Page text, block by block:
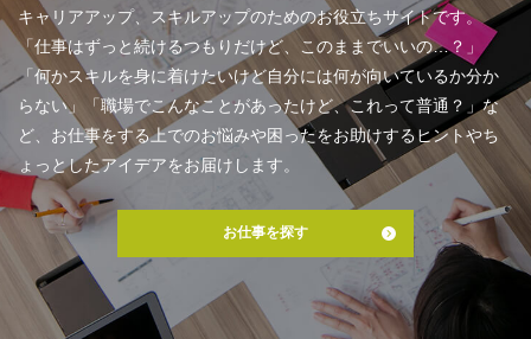
キャリアアップ、スキルアップのためのお役立ちサイトです。
「仕事はずっと続けるつもりだけど、このままでいいの…？」
「何かスキルを身に着けたいけど自分には何が向いているか分か
らない」「職場でこんなことがあったけど、これって普通？」な
ど、お仕事をする上でのお悩みや困ったをお助けするヒントやち
ょっとしたアイデアをお届けします。
お仕事を探す